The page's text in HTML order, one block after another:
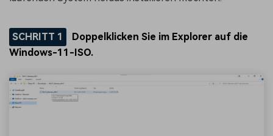
SCHRITT 1
Doppelklicken Sie im Explorer auf die
Windows-11-ISO.